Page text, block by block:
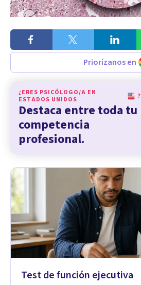
Priorízanos en
¿ERES PSICÓLOGO/A EN
ESTADOS UNIDOS
?
Destaca entre toda tu
competencia
profesional.
Test de función ejecutiva